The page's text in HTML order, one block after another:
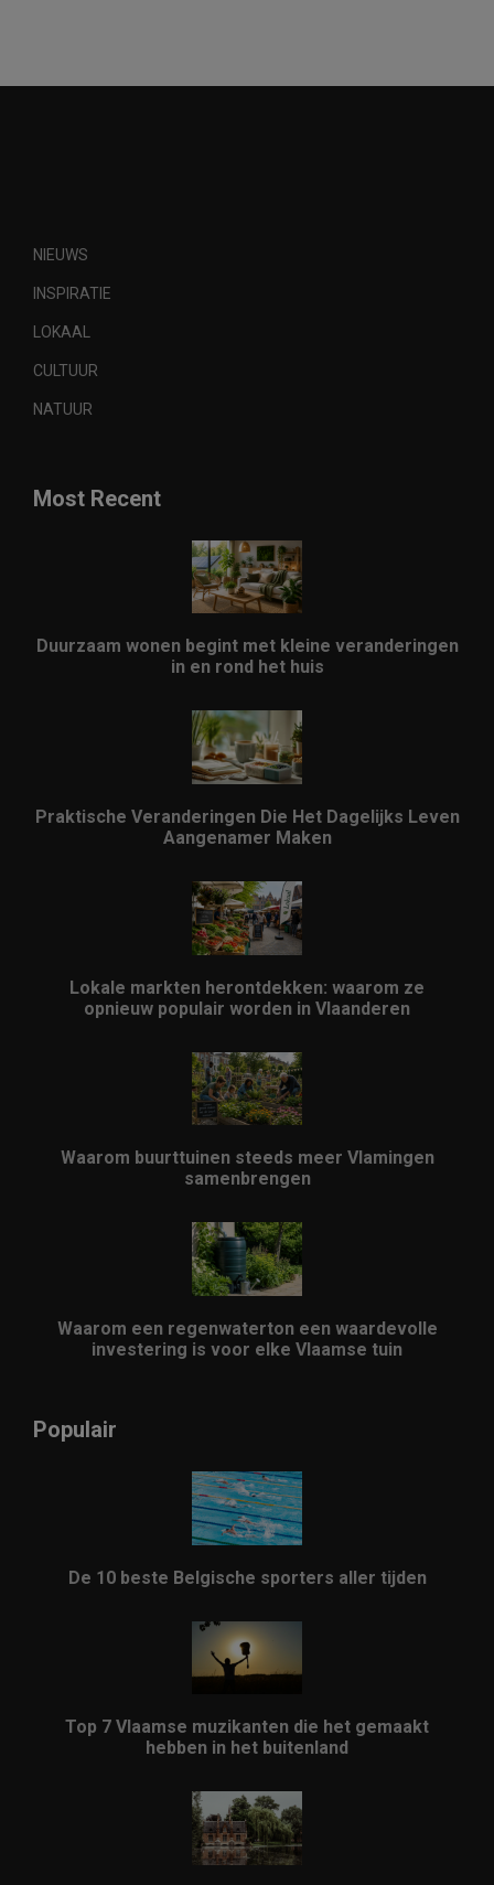
NIEUWS
INSPIRATIE
LOKAAL
CULTUUR
NATUUR
Most Recent
Duurzaam wonen begint met kleine veranderingen
in en rond het huis
Praktische Veranderingen Die Het Dagelijks Leven
Aangenamer Maken
Lokale markten herontdekken: waarom ze
opnieuw populair worden in Vlaanderen
Waarom buurttuinen steeds meer Vlamingen
samenbrengen
Waarom een regenwaterton een waardevolle
investering is voor elke Vlaamse tuin
Populair
De 10 beste Belgische sporters aller tijden
Top 7 Vlaamse muzikanten die het gemaakt
hebben in het buitenland